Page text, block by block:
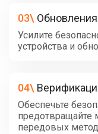
03\
Усилите
устройства и
04\
Обеспечьте
передовых